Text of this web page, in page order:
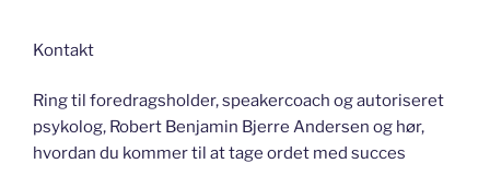
Kontakt
Ring til foredragsholder, speakercoach og autoriseret
psykolog, Robert Benjamin Bjerre Andersen og hør,
hvordan du kommer til at tage ordet med succes